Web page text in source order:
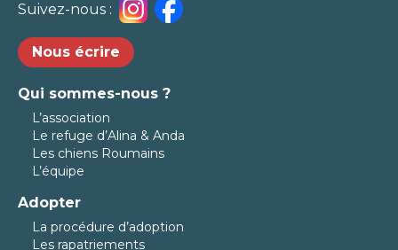
Suivez-nous :
Nous écrire
Qui sommes-nous ?
L’association
Le refuge d’Alina & Anda
Les chiens Roumains
L’équipe
Adopter
La procédure d’adoption
Les rapatriements